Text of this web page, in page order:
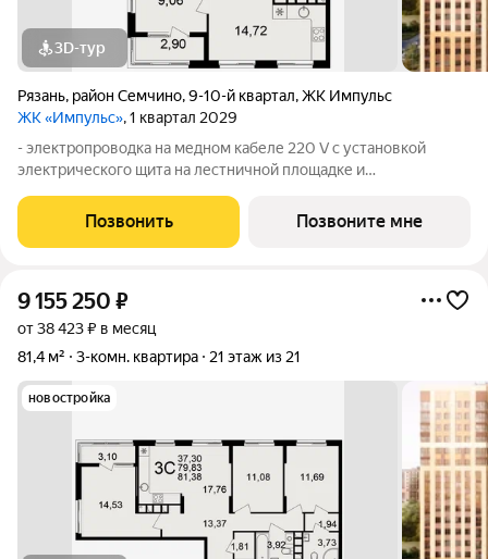
3D-тур
Рязань, район Семчино,9-10-й квартал,ЖК Импульс
ЖК «Импульс», 1 квартал 2029
- электропроводка на медном кабеле 220 V с установкой
электрического щита на лестничной площадке и
стен, кроме стен лоджий, откосов дверных и оконных
проемов, ниш прохождения стояков
Позвонить Позвоните мне
9 155 250 ₽
от 38 423 ₽ в месяц
81,4 м²
3-комн. квартира 21 этаж из 21
новостройка